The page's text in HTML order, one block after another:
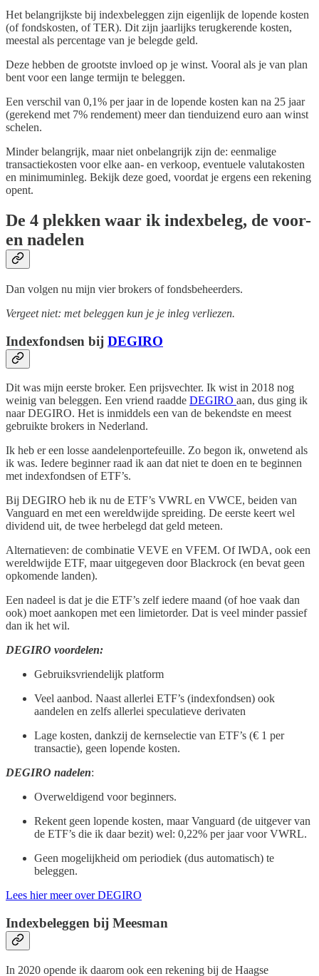
Het belangrijkste bij indexbeleggen zijn eigenlijk de lopende kosten
(of fondskosten, of TER). Dit zijn jaarlijks terugkerende kosten,
meestal als percentage van je belegde geld.
Deze hebben de grootste invloed op je winst. Vooral als je van plan
bent voor een lange termijn te beleggen.
Een verschil van 0,1% per jaar in de lopende kosten kan na 25 jaar
(gerekend met 7% rendement) meer dan tienduizend euro aan winst
schelen.
Minder belangrijk, maar niet onbelangrijk zijn de: eenmalige
transactiekosten voor elke aan- en verkoop, eventuele valutakosten
en minimuminleg. Bekijk deze goed, voordat je ergens een rekening
opent.
De 4 plekken waar ik indexbeleg, de voor-
en nadelen
Dan volgen nu mijn vier brokers of fondsbeheerders.
Vergeet niet: met beleggen kun je je inleg verliezen.
Indexfondsen bij DEGIRO
Dit was mijn eerste broker. Een prijsvechter. Ik wist in 2018 nog
weinig van beleggen. Een vriend raadde DEGIRO aan, dus ging ik
naar DEGIRO. Het is inmiddels een van de bekendste en meest
gebruikte brokers in Nederland.
Ik heb er een losse aandelenportefeuille. Zo begon ik, onwetend als
ik was. Iedere beginner raad ik aan dat niet te doen en te beginnen
met indexfondsen of ETF’s.
Bij DEGIRO heb ik nu de ETF’s VWRL en VWCE, beiden van
Vanguard en met een wereldwijde spreiding. De eerste keert wel
dividend uit, de twee herbelegd dat geld meteen.
Alternatieven: de combinatie VEVE en VFEM. Of IWDA, ook een
wereldwijde ETF, maar uitgegeven door Blackrock (en bevat geen
opkomende landen).
Een nadeel is dat je die ETF’s zelf iedere maand (of hoe vaak dan
ook) moet aankopen met een limietorder. Dat is veel minder passief
dan ik het wil.
DEGIRO voordelen:
Gebruiksvriendelijk platform
Veel aanbod. Naast allerlei ETF’s (indexfondsen) ook
aandelen en zelfs allerlei speculatieve derivaten
Lage kosten, dankzij de kernselectie van ETF’s (€ 1 per
transactie), geen lopende kosten.
DEGIRO nadelen:
Overweldigend voor beginners.
Rekent geen lopende kosten, maar Vanguard (de uitgever van
de ETF’s die ik daar bezit) wel: 0,22% per jaar voor VWRL.
Geen mogelijkheid om periodiek (dus automatisch) te
beleggen.
Lees hier meer over DEGIRO
Indexbeleggen bij Meesman
In 2020 opende ik daarom ook een rekening bij de Haagse